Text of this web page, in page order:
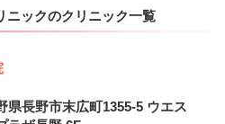
ニックのクリニック一覧
県長野市末広町1355-5 ウエス